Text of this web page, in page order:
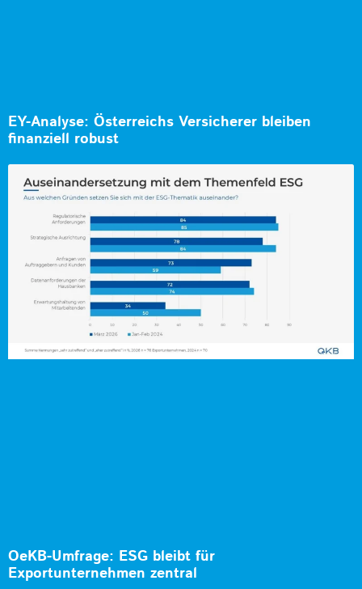
EY-Analyse: Österreichs Versicherer bleiben
finanziell robust
OeKB-Umfrage: ESG bleibt für
Exportunternehmen zentral